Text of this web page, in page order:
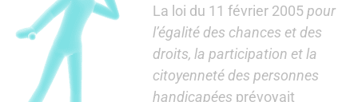
La loi du 11 février 2005pour
l’égalité des chances et des
droits, la participation et la
citoyenneté des personnes
handicapées prévoyait